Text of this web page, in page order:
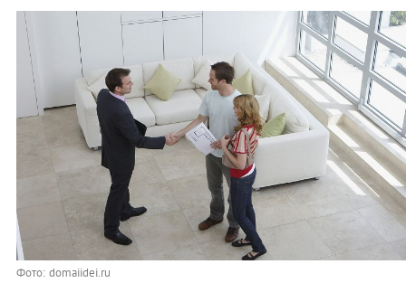
Фото: domaiidei.ru